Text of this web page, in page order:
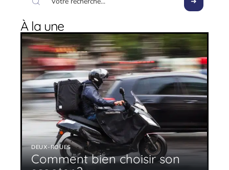
À la une
DEUX-ROUES
Comment bien choisir son